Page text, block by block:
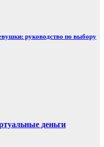
руководство по выбору
деньги